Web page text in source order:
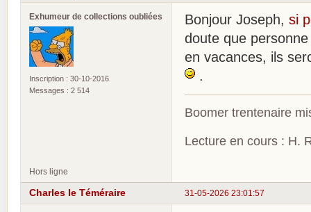
Exhumeur de collections oubliées
Inscription : 30-10-2016
Messages : 2 514
Bonjour Joseph, si
doute que
en vacances, ils
.
Boomer trentenaire
Lecture en cours : H.
Hors ligne
31-05-2026 23:01:57
Charles le Téméraire